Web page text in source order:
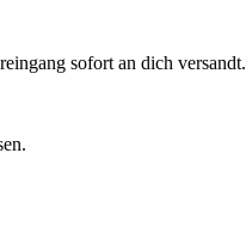
sofort an dich versandt.